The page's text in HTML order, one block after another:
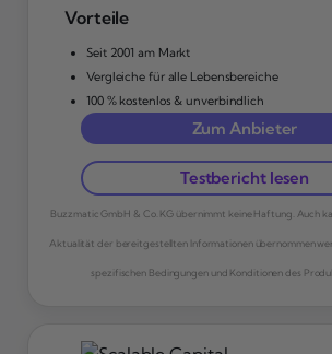
Vorteile
Seit 2001 am Markt
Vergleiche für alle Lebensbereiche
100 % kostenlos & unverbindlich
Zum Anbieter
Testbericht lesen
Buzzmatic GmbH & Co. KG übernimmt keine Haftung. Auch
Aktualität der bereitgestellten Informationen übernommen
spezifischen Bedingungen und Konditionen des